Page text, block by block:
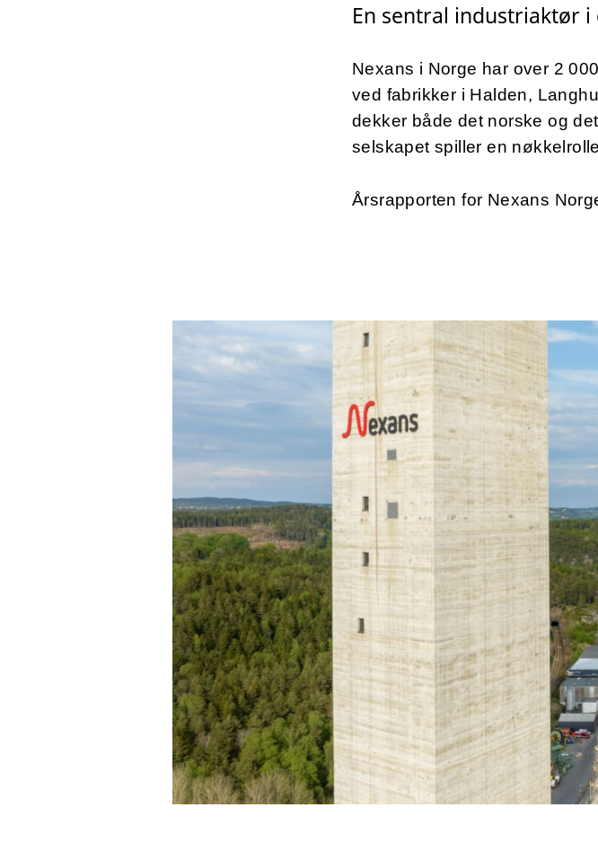
En sentral industriaktør
Nexans i Norge har over 2
ved fabrikker i Halden,
dekker både det norske og
selskapet spiller en
Årsrapporten for Nexans